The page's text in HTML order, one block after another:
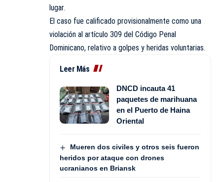
lugar.
El caso fue calificado provisionalmente como una
violación al artículo 309 del Código Penal
Dominicano, relativo a golpes y heridas voluntarias.
Leer Más
DNCD incauta 41
paquetes de marihuana
en el Puerto de Haina
Oriental
Mueren dos civiles y otros seis fueron
heridos por ataque con drones
ucranianos en Briansk